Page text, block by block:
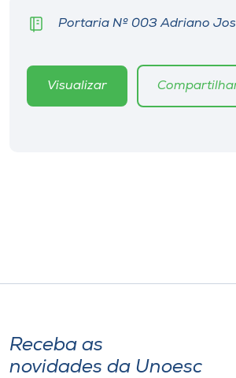
Editora
Rádio
o idioma
A+
A-
Portaria Nº 003 Adriano
Visualizar
Receba as
novidades da Unoesc